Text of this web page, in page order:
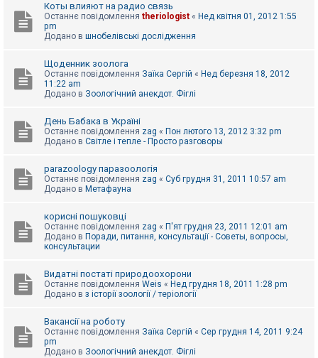
Коты влияют на радио связь
Останнє повідомлення theriologist « Нед квітня 01, 2012 1:55
pm
Додано в шнобелівські дослідження
Щоденник зоолога
Останнє повідомлення Заїка Сергій « Нед березня 18, 2012
11:22 am
Додано в Зоологічний анекдот. Фіглі
День Бабака в Україні
Останнє повідомлення zag « Пон лютого 13, 2012 3:32 pm
Додано в Світле і тепле - Просто разговоры
parazoology паразоологія
Останнє повідомлення zag « Суб грудня 31, 2011 10:57 am
Додано в Метафауна
корисні пошуковці
Останнє повідомлення zag « П'ят грудня 23, 2011 12:01 am
Додано в Поради, питання, консультації - Советы, вопросы,
консультации
Видатні постаті природоохорони
Останнє повідомлення Weis « Нед грудня 18, 2011 1:28 pm
Додано в з історії зоології / теріології
Вакансії на роботу
Останнє повідомлення Заїка Сергій « Сер грудня 14, 2011 9:24
pm
Додано в Зоологічний анекдот. Фіглі